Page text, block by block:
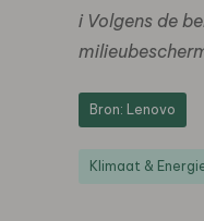
i Volgens de
Bron: Lenovo
Klimaat &